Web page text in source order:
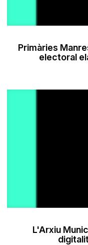
Primàries
electoral
L'Arxiu